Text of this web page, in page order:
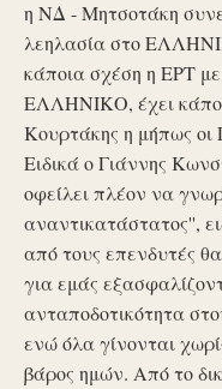
η ΝΔ - Μητσοτάκη
λεηλασία στο
κάποια σχέση η ΕΡΤ
ΕΛΛΗΝΙΚΟ, έχει
Κουρτάκης η μήπως οι
Ειδικά ο Γιάννης
οφείλει πλέον να
αναντικατάστατος'',
από τους επενδυτές
για εμάς
ανταποδοτικότητα
ενώ όλα γίνονται
βάρος ημών. Από το